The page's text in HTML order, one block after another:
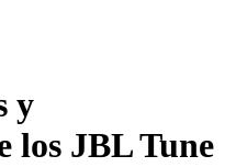
y
los JBL Tune